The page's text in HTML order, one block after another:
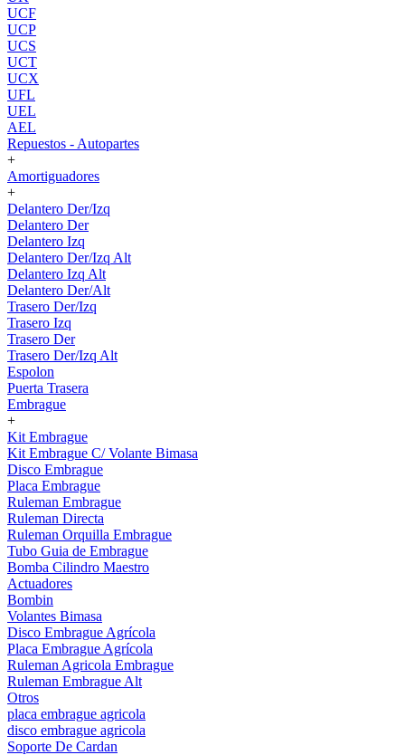
UCF
UCP
UCS
UCT
UCX
UFL
UEL
AEL
Repuestos - Autopartes
+
Amortiguadores
+
Delantero Der/Izq
Delantero Der
Delantero Izq
Delantero Der/Izq Alt
Delantero Izq Alt
Delantero Der/Alt
Trasero Der/Izq
Trasero Izq
Trasero Der
Trasero Der/Izq Alt
Espolon
Puerta Trasera
Embrague
+
Kit Embrague
Kit Embrague C/ Volante Bimasa
Disco Embrague
Placa Embrague
Ruleman Embrague
Ruleman Directa
Ruleman Orquilla Embrague
Tubo Guia de Embrague
Bomba Cilindro Maestro
Actuadores
Bombin
Volantes Bimasa
Disco Embrague Agrícola
Placa Embrague Agrícola
Ruleman Agricola Embrague
Ruleman Embrague Alt
Otros
placa embrague agricola
disco embrague agricola
Soporte De Cardan